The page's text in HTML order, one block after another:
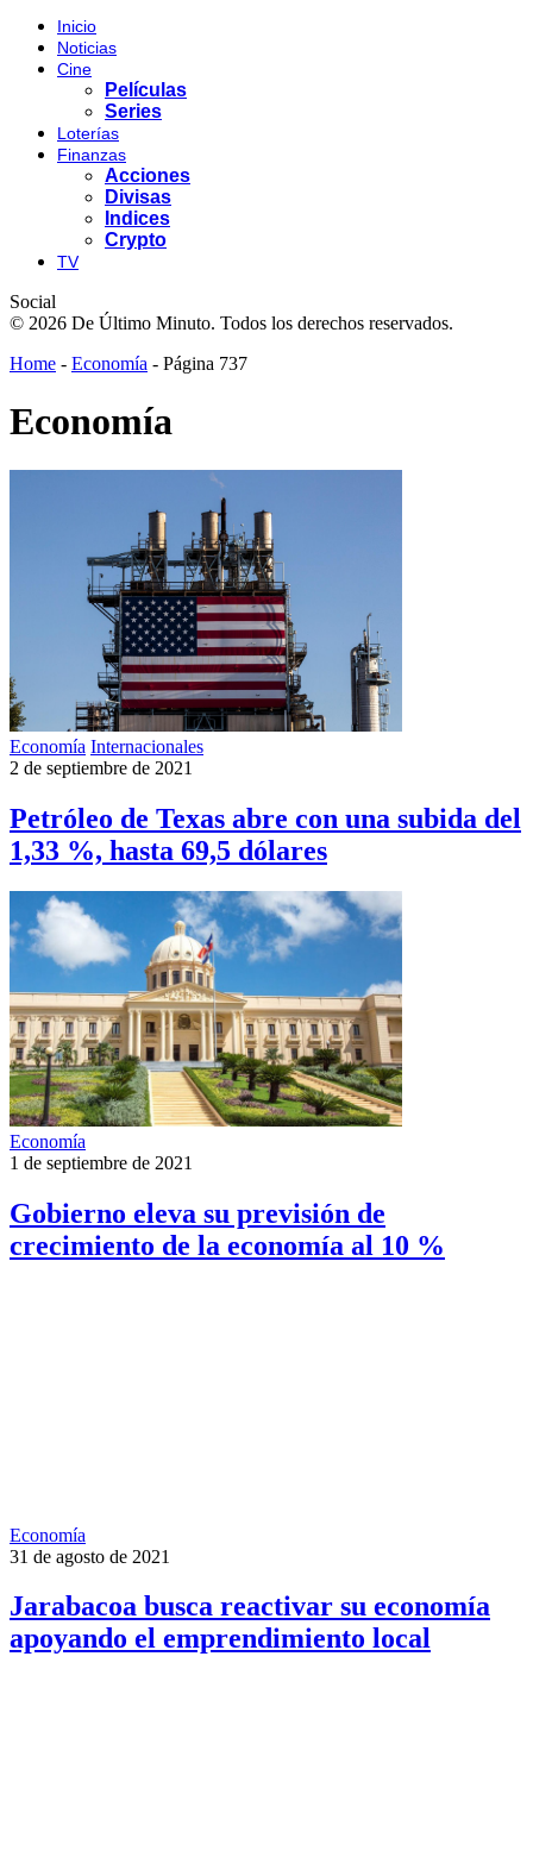
Inicio
Noticias
Cine
Películas
Series
Loterías
Finanzas
Acciones
Divisas
Indices
Crypto
TV
Social
© 2026 De Último Minuto. Todos los derechos reservados.
Home - Economía - Página 737
Economía
Economía Internacionales
2 de septiembre de 2021
Petróleo de Texas abre con una subida del
1,33 %, hasta 69,5 dólares
Economía
1 de septiembre de 2021
Gobierno eleva su previsión de
crecimiento de la economía al 10 %
Economía
31 de agosto de 2021
Jarabacoa busca reactivar su economía
apoyando el emprendimiento local